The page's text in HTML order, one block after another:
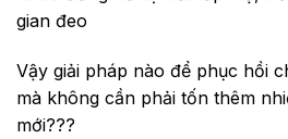
gian đeo
Vậy giải pháp nào để phục hồi
mà không cần phải tốn thêm
mới???